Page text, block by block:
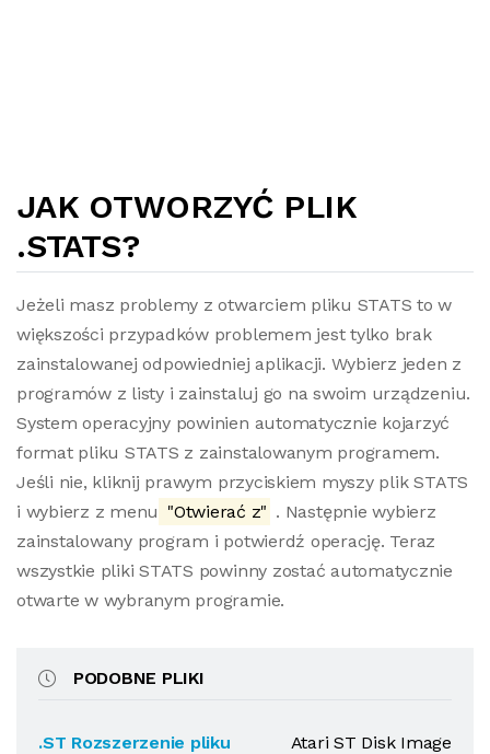
JAK OTWORZYĆ PLIK
.STATS?
Jeżeli masz problemy z otwarciem pliku STATS to w
większości przypadków problemem jest tylko brak
zainstalowanej odpowiedniej aplikacji. Wybierz jeden z
programów z listy i zainstaluj go na swoim urządzeniu.
System operacyjny powinien automatycznie kojarzyć
format pliku STATS z zainstalowanym programem.
Jeśli nie, kliknij prawym przyciskiem myszy plik STATS
i wybierz z menu "Otwierać z" . Następnie wybierz
zainstalowany program i potwierdź operację. Teraz
wszystkie pliki STATS powinny zostać automatycznie
otwarte w wybranym programie.
PODOBNE PLIKI
.ST Rozszerzenie pliku
Atari ST Disk Image